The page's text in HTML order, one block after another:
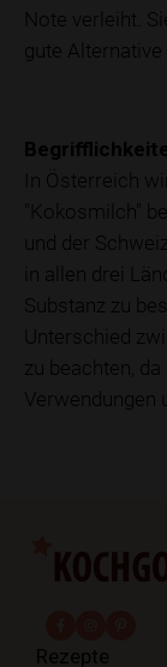
Note verleiht.
gute
In Österreich
"Kokosmilch"
und der
in allen drei
Substanz zu
Unterschied
zu beachten,
Verwendungen
Rezepte